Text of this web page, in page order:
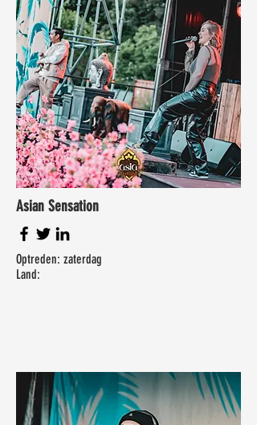
Asian Sensation
Optreden: zaterdag
Land: